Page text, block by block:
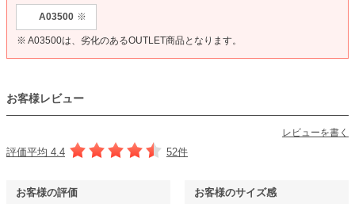
A03500 ※
※ A03500は、劣化のあるOUTLET商品となります。
お客様レビュー
レビューを書く
評価平均 4.4 52件
お客様の評価 お客様のサイズ感